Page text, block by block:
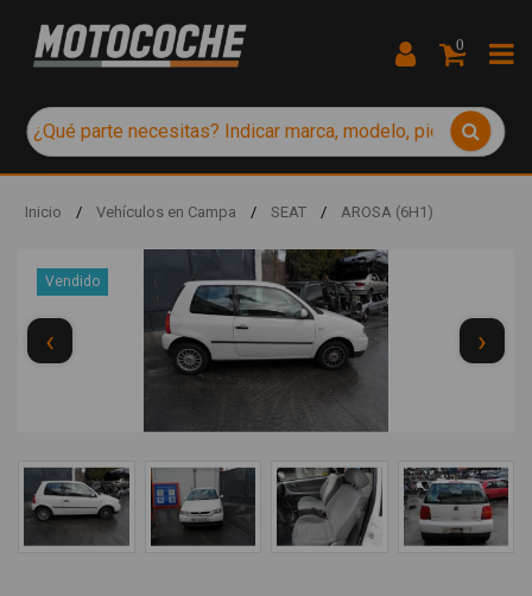
0
Inicio / Vehículos en Campa / SEAT / AROSA (6H1)
Vendido
‹ ›